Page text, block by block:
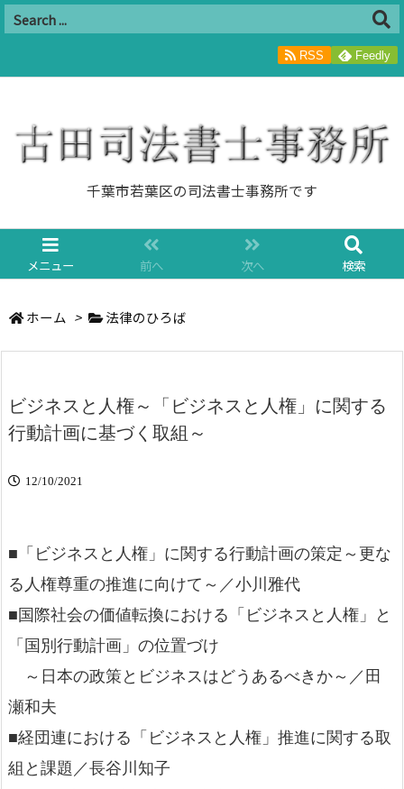
千葉市若葉区の司法書士事務所です
メニュー 前へ 次へ 検索
RSS Feedly
ホーム > 法律のひろば
ビジネスと人権～「ビジネスと人権」に関する
行動計画に基づく取組～
12/10/2021
■「ビジネスと人権」に関する行動計画の策定～更な
る人権尊重の推進に向けて～／小川雅代
■国際社会の価値転換における「ビジネスと人権」と
「国別行動計画」の位置づけ
～日本の政策とビジネスはどうあるべきか～／田
瀬和夫
■経団連における「ビジネスと人権」推進に関する取
組と課題／長谷川知子